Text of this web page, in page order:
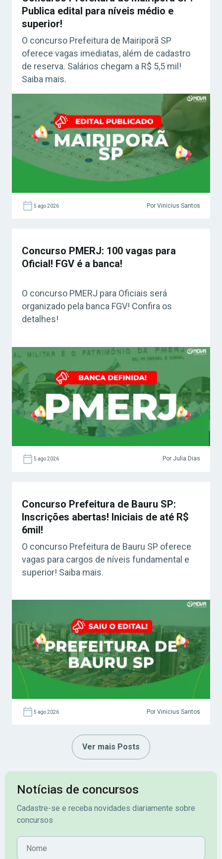
Publica edital para níveis médio e
superior!
O concurso Prefeitura de Mairiporã SP
oferece vagas imediatas, além de cadastro
de reserva. Salários chegam a R$ 5,5 mil!
Saiba mais.
5 ago 2026 Por Vinicius Santos
Concurso PMERJ: 100 vagas para
Oficial! FGV é a banca!
O concurso PMERJ para Oficiais será
organizado pela banca FGV! Confira os
detalhes!
5 ago 2026 Por Julia Dias
Concurso Prefeitura de Bauru SP:
Inscrições abertas! Iniciais de até R$
6mil!
O concurso Prefeitura de Bauru SP oferece
vagas para cargos de níveis fundamental e
superior! Saiba mais.
5 ago 2026 Por Vinicius Santos
Ver mais Posts
Notícias de concursos
Cadastre-se e receba novidades diariamente sobre
concursos
Nome